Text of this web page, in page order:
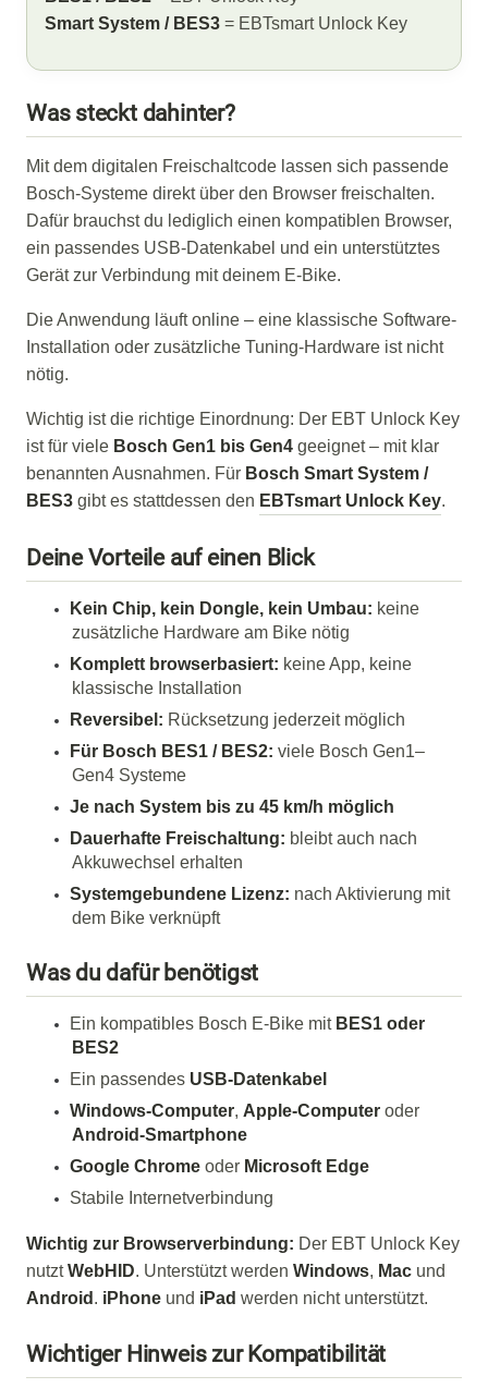
Smart System / BES3 = EBTsmart Unlock Key
Was steckt dahinter?
Mit dem digitalen Freischaltcode lassen sich passende
Bosch-Systeme direkt über den Browser freischalten.
Dafür brauchst du lediglich einen kompatiblen Browser,
ein passendes USB-Datenkabel und ein unterstütztes
Gerät zur Verbindung mit deinem E-Bike.
Die Anwendung läuft online – eine klassische Software-
Installation oder zusätzliche Tuning-Hardware ist nicht
nötig.
Wichtig ist die richtige Einordnung: Der EBT Unlock Key
ist für viele Bosch Gen1 bis Gen4 geeignet – mit klar
benannten Ausnahmen. Für Bosch Smart System /
BES3 gibt es stattdessen den EBTsmart Unlock Key.
Deine Vorteile auf einen Blick
Kein Chip, kein Dongle, kein Umbau: keine
zusätzliche Hardware am Bike nötig
Komplett browserbasiert: keine App, keine
klassische Installation
Reversibel: Rücksetzung jederzeit möglich
Für Bosch BES1 / BES2: viele Bosch Gen1–
Gen4 Systeme
Je nach System bis zu 45 km/h möglich
Dauerhafte Freischaltung: bleibt auch nach
Akkuwechsel erhalten
Systemgebundene Lizenz: nach Aktivierung mit
dem Bike verknüpft
Was du dafür benötigst
Ein kompatibles Bosch E-Bike mit BES1 oder
BES2
Ein passendes USB-Datenkabel
Windows-Computer, Apple-Computer oder
Android-Smartphone
Google Chrome oder Microsoft Edge
Stabile Internetverbindung
Wichtig zur Browserverbindung: Der EBT Unlock Key
nutztWebHID. Unterstützt werden Windows, Mac und
Android . iPhone und iPad werden nicht unterstützt.
Wichtiger Hinweis zur Kompatibilität